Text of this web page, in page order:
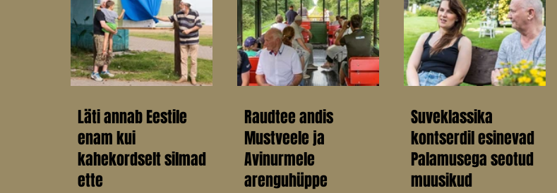
Läti annab Eestile
enam kui
kahekordselt silmad
ette
Raudtee andis
Mustveele ja
Avinurmele
arenguhüppe
Suveklassika
kontserdil esinevad
Palamusega seotud
muusikud